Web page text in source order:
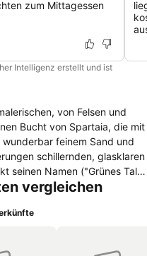
zum Mittagessen
Intelligenz erstellt und ist
von Felsen und
Bucht von Spartaia, die mit
feinem Sand und
schillernden, glasklaren
Gebäude, die sich in das
der Bucht von Spartaia
vergleichen